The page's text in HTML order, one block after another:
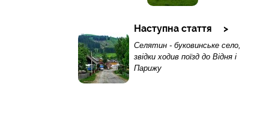
Наступна стаття
Селятин - буковинське село,
звідки ходив поїзд до Відня і
Парижу